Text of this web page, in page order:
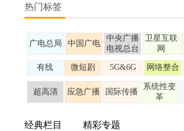
热门标签
广电总局 中国广电
中央广播
电视总台
卫星互联
网
有线 微短剧 5G&6G 网络整合
超高清 应急广播 国际传播
系统性变
革
经典栏目 精彩专题